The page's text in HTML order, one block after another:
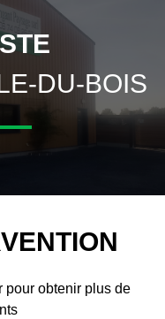
DU-BOIS
pour obtenir plus de